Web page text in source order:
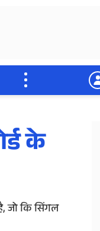
के
जो कि सिंगल